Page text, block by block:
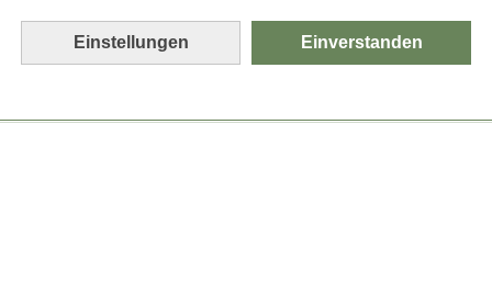
Einstellungen Einverstanden